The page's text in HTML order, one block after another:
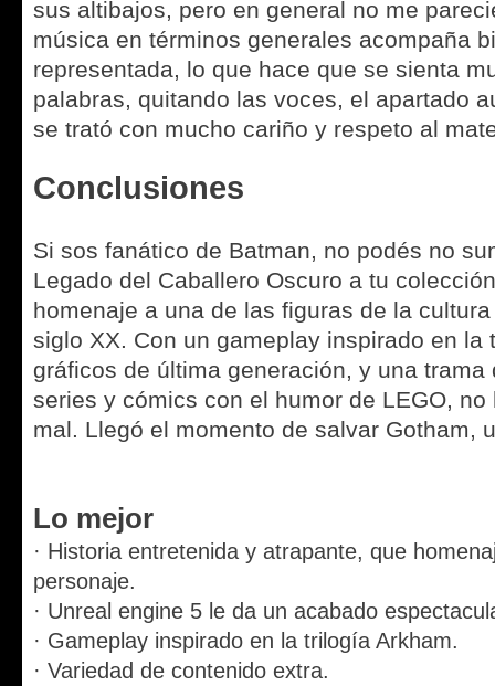
sus altibajos, pero en general no me
música en términos generales acompaña
representada, lo que hace que se sienta
palabras, quitando las voces, el apartado
se trató con mucho cariño y respeto al
Conclusiones
Si sos fanático de Batman, no podés no
Legado del Caballero Oscuro a tu
homenaje a una de las figuras de la
siglo XX. Con un gameplay inspirado en la
gráficos de última generación, y una
series y cómics con el humor de LEGO,
mal. Llegó el momento de salvar Gotham,
Lo mejor
· Historia entretenida y atrapante, que
personaje.
· Unreal engine 5 le da un acabado
· Gameplay inspirado en la trilogía Arkham.
· Variedad de contenido extra.